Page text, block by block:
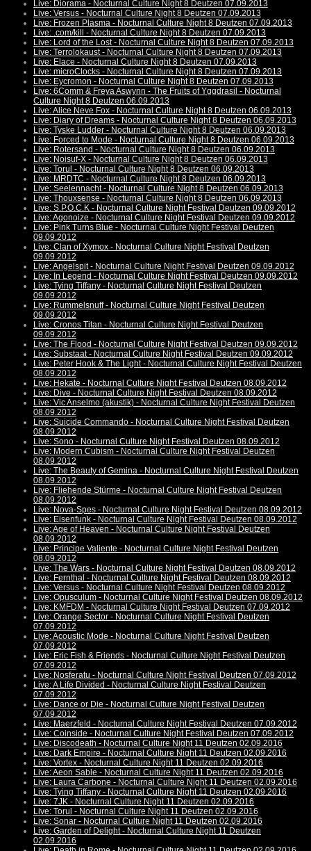
Live: Diorama - Nocturnal Culture Night 8 Deutzen 07.09.2013
Live: Versus - Nocturnal Culture Night 8 Deutzen 07.09.2013
Live: Frozen Plasma - Nocturnal Culture Night 8 Deutzen 07.09.2013
Live: .com/kill - Nocturnal Culture Night 8 Deutzen 07.09.2013
Live: Lord of the Lost - Nocturnal Culture Night 8 Deutzen 07.09.2013
Live: Terrolokaust - Nocturnal Culture Night 8 Deutzen 07.09.2013
Live: Elace - Nocturnal Culture Night 8 Deutzen 07.09.2013
Live: microClocks - Nocturnal Culture Night 8 Deutzen 07.09.2013
Live: Eycromon - Nocturnal Culture Night 8 Deutzen 07.09.2013
Live: 6Comm & Freya Aswynn - The Fruits of Yggdrasil - Nocturnal
Culture Night 8 Deutzen 06.09.2013
Live: Alice Neve Fox - Nocturnal Culture Night 8 Deutzen 06.09.2013
Live: Diary of Dreams - Nocturnal Culture Night 8 Deutzen 06.09.2013
Live: Tyske Ludder - Nocturnal Culture Night 8 Deutzen 06.09.2013
Live: Forced to Mode - Nocturnal Culture Night 8 Deutzen 06.09.2013
Live: Rotersand - Nocturnal Culture Night 8 Deutzen 06.09.2013
Live: Noisuf-X - Nocturnal Culture Night 8 Deutzen 06.09.2013
Live: Torul - Nocturnal Culture Night 8 Deutzen 06.09.2013
Live: MRDTC - Nocturnal Culture Night 8 Deutzen 06.09.2013
Live: Seelennacht - Nocturnal Culture Night 8 Deutzen 06.09.2013
Live: Thouxsense - Nocturnal Culture Night 8 Deutzen 06.09.2013
Live: S.P.O.C.K - Nocturnal Culture Night Festival Deutzen 09.09.2012
Live: Agonoize - Nocturnal Culture Night Festival Deutzen 09.09.2012
Live: Pink Turns Blue - Nocturnal Culture Night Festival Deutzen
09.09.2012
Live: Clan of Xymox - Nocturnal Culture Night Festival Deutzen
09.09.2012
Live: Angelspit - Nocturnal Culture Night Festival Deutzen 09.09.2012
Live: In Legend - Nocturnal Culture Night Festival Deutzen 09.09.2012
Live: Tying Tiffany - Nocturnal Culture Night Festival Deutzen
09.09.2012
Live: Rummelsnuff - Nocturnal Culture Night Festival Deutzen
09.09.2012
Live: Cronos Titan - Nocturnal Culture Night Festival Deutzen
09.09.2012
Live: The Flood - Nocturnal Culture Night Festival Deutzen 09.09.2012
Live: Substaat - Nocturnal Culture Night Festival Deutzen 09.09.2012
Live: Peter Hook & The Light - Nocturnal Culture Night Festival Deutzen
08.09.2012
Live: Hekate - Nocturnal Culture Night Festival Deutzen 08.09.2012
Live: Dive - Nocturnal Culture Night Festival Deutzen 08.09.2012
Live: Vic Anselmo (akustik) - Nocturnal Culture Night Festival Deutzen
08.09.2012
Live: Suicide Commando - Nocturnal Culture Night Festival Deutzen
08.09.2012
Live: Sono - Nocturnal Culture Night Festival Deutzen 08.09.2012
Live: Modern Cubism - Nocturnal Culture Night Festival Deutzen
08.09.2012
Live: The Beauty of Gemina - Nocturnal Culture Night Festival Deutzen
08.09.2012
Live: Fliehende Stürme - Nocturnal Culture Night Festival Deutzen
08.09.2012
Live: Nova-Spes - Nocturnal Culture Night Festival Deutzen 08.09.2012
Live: Eisenfunk - Nocturnal Culture Night Festival Deutzen 08.09.2012
Live: Age of Heaven - Nocturnal Culture Night Festival Deutzen
08.09.2012
Live: Principe Valiente - Nocturnal Culture Night Festival Deutzen
08.09.2012
Live: The Wars - Nocturnal Culture Night Festival Deutzen 08.09.2012
Live: Fernthal - Nocturnal Culture Night Festival Deutzen 08.09.2012
Live: Versus - Nocturnal Culture Night Festival Deutzen 08.09.2012
Live: Opusculum - Nocturnal Culture Night Festival Deutzen 08.09.2012
Live: KMFDM - Nocturnal Culture Night Festival Deutzen 07.09.2012
Live: Orange Sector - Nocturnal Culture Night Festival Deutzen
07.09.2012
Live: Acoustic Mode - Nocturnal Culture Night Festival Deutzen
07.09.2012
Live: Eric Fish & Friends - Nocturnal Culture Night Festival Deutzen
07.09.2012
Live: Nosferatu - Nocturnal Culture Night Festival Deutzen 07.09.2012
Live: A Life Divided - Nocturnal Culture Night Festival Deutzen
07.09.2012
Live: Dance or Die - Nocturnal Culture Night Festival Deutzen
07.09.2012
Live: Maerzfeld - Nocturnal Culture Night Festival Deutzen 07.09.2012
Live: Coinside - Nocturnal Culture Night Festival Deutzen 07.09.2012
Live: Discodeath - Nocturnal Culture Night 11 Deutzen 02.09.2016
Live: Dark Empire - Nocturnal Culture Night 11 Deutzen 02.09.2016
Live: Vortex - Nocturnal Culture Night 11 Deutzen 02.09.2016
Live: Aeon Sable - Nocturnal Culture Night 11 Deutzen 02.09.2016
Live: Laura Carbone - Nocturnal Culture Night 11 Deutzen 02.09.2016
Live: Tying Tiffany - Nocturnal Culture Night 11 Deutzen 02.09.2016
Live: 7JK - Nocturnal Culture Night 11 Deutzen 02.09.2016
Live: Torul - Nocturnal Culture Night 11 Deutzen 02.09.2016
Live: Sonar - Nocturnal Culture Night 11 Deutzen 02.09.2016
Live: Garden of Delight - Nocturnal Culture Night 11 Deutzen
02.09.2016